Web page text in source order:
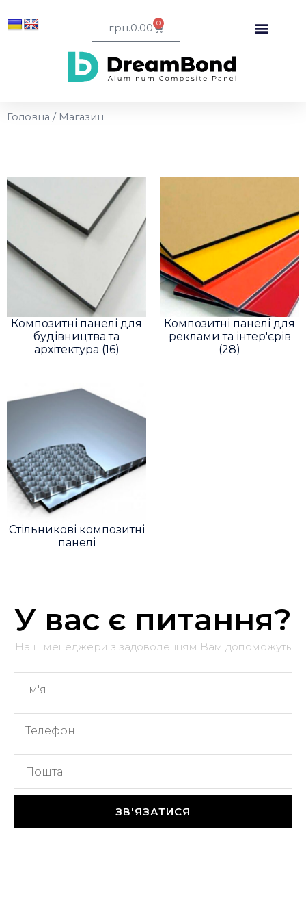
грн.0.00 0
Головна / Магазин
Композитні панелі для
будівництва та
архітектура (16)
Композитні панелі для
реклами та інтер'єрів
(28)
Стільникові композитні
панелі
У вас є питання?
Наші менеджери з задоволенням Вам допоможуть
ЗВ'ЯЗАТИСЯ